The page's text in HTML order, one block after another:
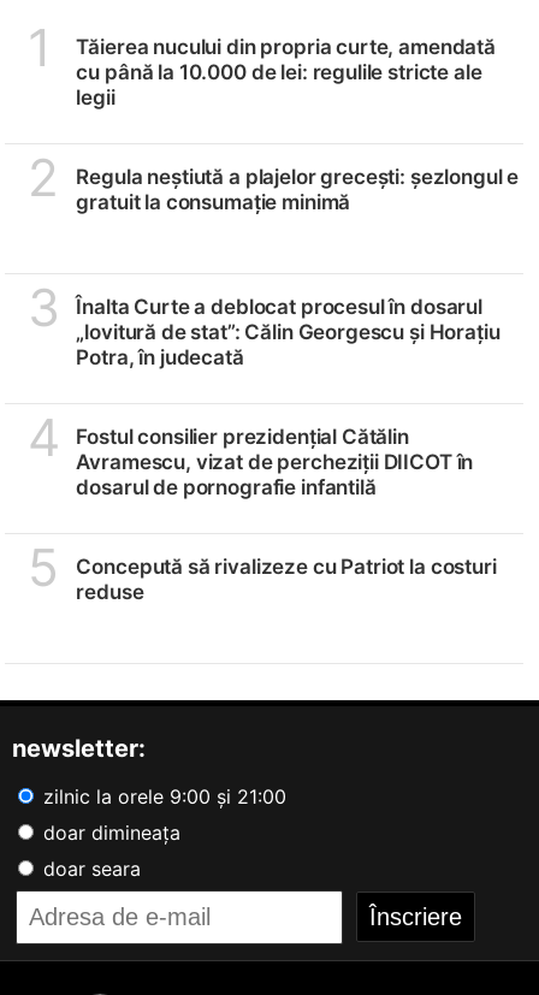
1
Tăierea nucului din propria curte, amendată
cu până la 10.000 de lei: regulile stricte ale
legii
2
Regula neștiută a plajelor grecești: șezlongul e
gratuit la consumație minimă
3
Înalta Curte a deblocat procesul în dosarul
„lovitură de stat”: Călin Georgescu și Horațiu
Potra, în judecată
4
Fostul consilier prezidențial Cătălin
Avramescu, vizat de percheziții DIICOT în
dosarul de pornografie infantilă
5
Concepută să rivalizeze cu Patriot la costuri
reduse
newsletter:
zilnic la orele 9:00 și 21:00
doar dimineața
doar seara